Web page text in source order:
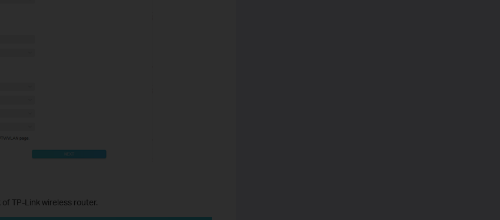
TP-Link wireless router.